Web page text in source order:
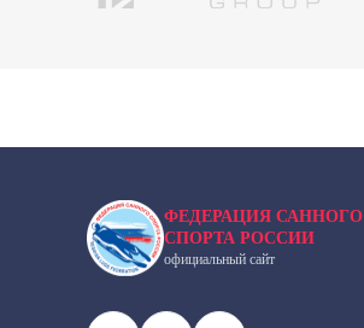
ФЕДЕРАЦИЯ САННОГО
СПОРТА РОССИИ
официальный сайт